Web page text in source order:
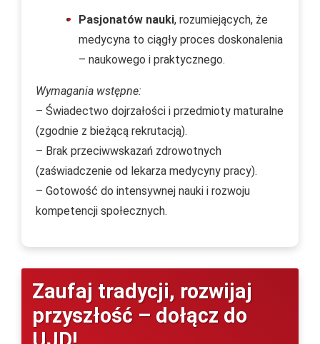
Pasjonatów nauki, rozumiejących, że
medycyna to ciągły proces doskonalenia
– naukowego i praktycznego.
Wymagania wstępne:
– Świadectwo dojrzałości i przedmioty maturalne
(zgodnie z bieżącą rekrutacją).
– Brak przeciwwskazań zdrowotnych
(zaświadczenie od lekarza medycyny pracy).
– Gotowość do intensywnej nauki i rozwoju
kompetencji społecznych.
Zaufaj tradycji, rozwijaj
przyszłość – dołącz do